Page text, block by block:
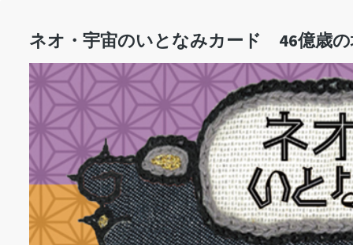
ネオ・宇宙のいとなみカード 46億歳の